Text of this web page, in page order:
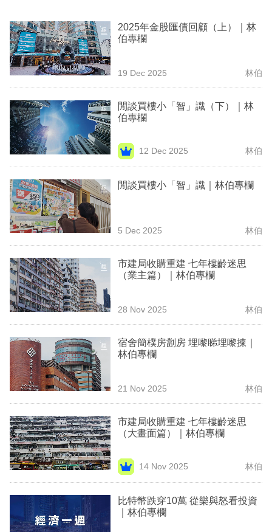
商
業
科
場
活
時
事
專
欄
訂
閱
專
區
2025年金股匯債回顧（上）｜林
伯專欄
19 Dec 2025 林伯
閒談買樓小「智」識（下）｜林
伯專欄
12 Dec 2025 林伯
閒談買樓小「智」識｜林伯專欄
5 Dec 2025 林伯
市建局收購重建 七年樓齡迷思
（業主篇）｜林伯專欄
28 Nov 2025 林伯
宿舍簡樸房劏房 埋嚟睇埋嚟揀｜
林伯專欄
21 Nov 2025 林伯
市建局收購重建 七年樓齡迷思
（大畫面篇）｜林伯專欄
14 Nov 2025 林伯
比特幣跌穿10萬 從樂與怒看投資
｜林伯專欄